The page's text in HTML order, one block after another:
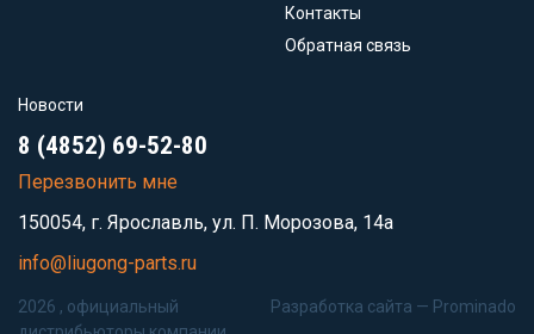
Контакты
Обратная связь
Новости
8 (4852) 69-52-80
Перезвонить мне
150054, г. Ярославль, ул. П. Морозова, 14а
info@liugong-parts.ru
2026 , официальный
Разработка сайта — Prominado